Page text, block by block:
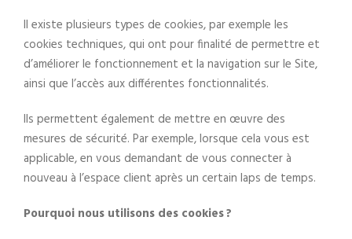
Il existe plusieurs types de cookies, par exemple les
cookies techniques, qui ont pour finalité de permettre et
d’améliorer le fonctionnement et la navigation sur le Site,
ainsi que l’accès aux différentes fonctionnalités.
Ils permettent également de mettre en œuvre des
mesures de sécurité. Par exemple, lorsque cela vous est
applicable, en vous demandant de vous connecter à
nouveau à l’espace client après un certain laps de temps.
Pourquoi nous utilisons des cookies ?